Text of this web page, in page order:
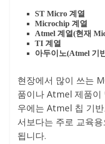
ST Micro 계열
Microchip 계열
Atmel 계열(현재
TI 계열
아두이노(Atmel 기
현장에서 많이 쓰는
품이나 Atmel 제품이
우에는 Atmel 칩 기
서보다는 주로 교육
됩니다.